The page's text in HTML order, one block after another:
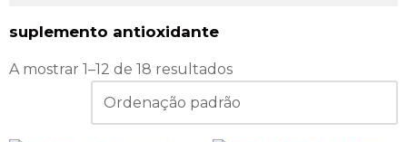
suplemento antioxidante
A mostrar 1–12 de 18 resultados